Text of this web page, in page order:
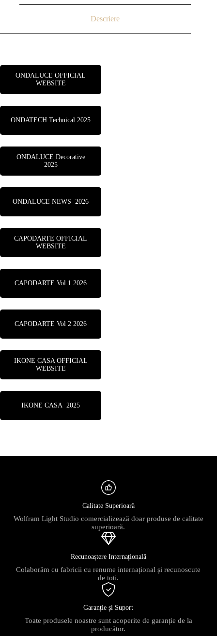
Descriere
ONDALUCE OFFICIAL
WEBSITE
ONDATECH Technical 2025
ONDALUCE Decorative
2025
ONDALUCE NEWS 2026
CAPODARTE OFFICIAL
WEBSITE
CAPODARTE Vol 1 2026
CAPODARTE Vol 2 2026
IKONE CASA OFFICIAL
WEBSITE
IKONE CASA 2025
Calitate Superioară
Wolfram Light Studio comercializează doar produse de calitate
superioară.
Recunoaștere Internațională
Colaborăm cu fabricii cu renume internațional și recunoscute
de toți.
Garanție și Suport
Toate produsele noastre sunt acoperite de garanție de la
producător.